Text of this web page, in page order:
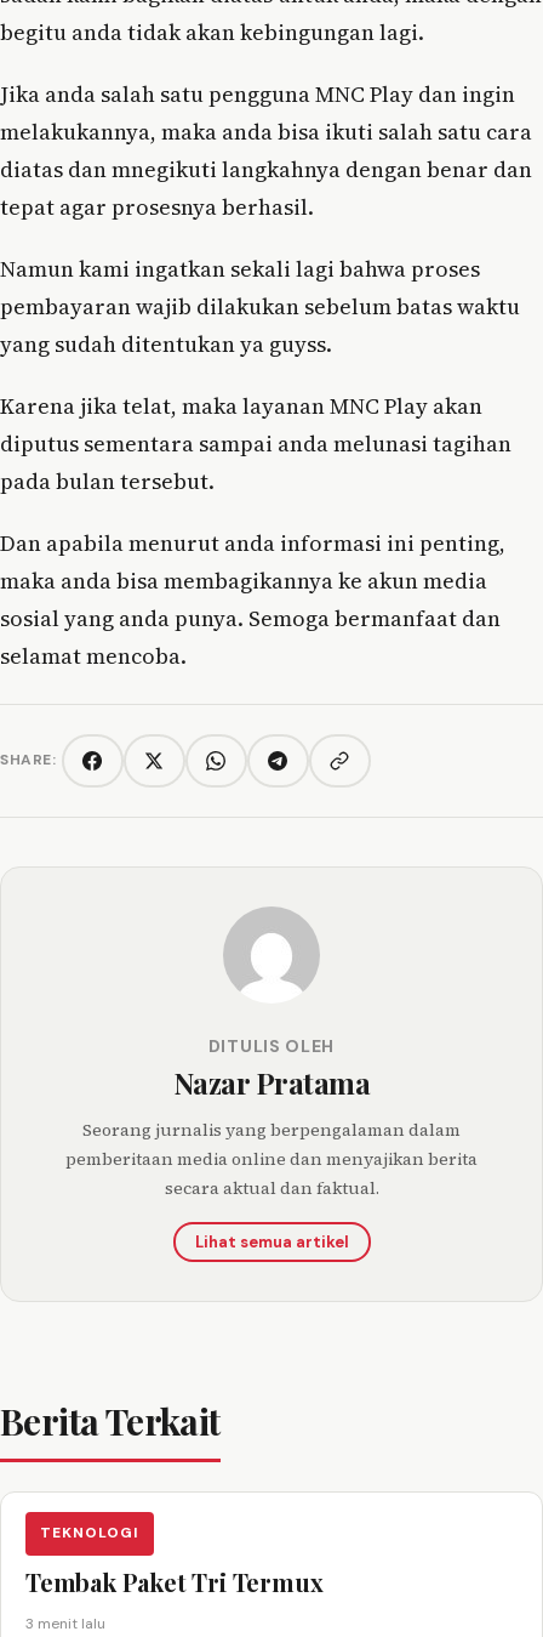
begitu anda tidak akan kebingungan lagi.
Jika anda salah satu pengguna MNC Play dan ingin
melakukannya, maka anda bisa ikuti salah satu cara
diatas dan mnegikuti langkahnya dengan benar dan
tepat agar prosesnya berhasil.
Namun kami ingatkan sekali lagi bahwa proses
pembayaran wajib dilakukan sebelum batas waktu
yang sudah ditentukan ya guyss.
Karena jika telat, maka layanan MNC Play akan
diputus sementara sampai anda melunasi tagihan
pada bulan tersebut.
Dan apabila menurut anda informasi ini penting,
maka anda bisa membagikannya ke akun media
sosial yang anda punya. Semoga bermanfaat dan
selamat mencoba.
SHARE: FacebookTwitter/XWhatsAppTelegramCopy link
DITULIS OLEH
Nazar Pratama
Seorang jurnalis yang berpengalaman dalam
pemberitaan media online dan menyajikan berita
secara aktual dan faktual.
Lihat semua artikel
Berita Terkait
TEKNOLOGI
Tembak Paket Tri Termux
3 menit lalu